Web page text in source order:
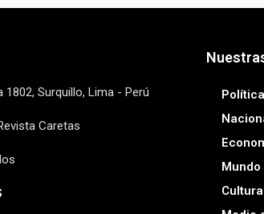
1802, Surquillo, Lima - Perú
Caretas
Política
Mundo
Cultura